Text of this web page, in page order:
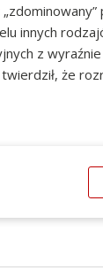
innych
z
że